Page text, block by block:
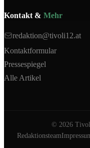
Kontakt & Mehr
redaktion@tivoli12.at
Kontaktformular
Pressespiegel
Alle Artikel
© 2026
Redaktionsteam